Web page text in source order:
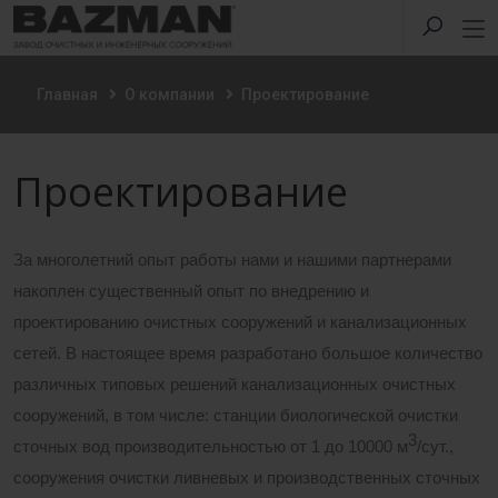
Главная О компании Проектирование
Проектирование
За многолетний опыт работы нами и нашими партнерами
накоплен существенный опыт по внедрению и
проектированию очистных сооружений и канализационных
сетей. В настоящее время разработано большое количество
различных типовых решений канализационных очистных
сооружений, в том числе: станции биологической очистки
сточных вод производительностью от 1 до 10000 м3/сут.,
сооружения очистки ливневых и производственных сточных